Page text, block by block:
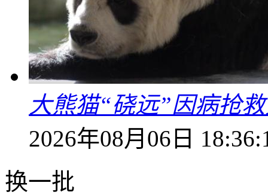
大熊猫“硗远”因病抢
2026年08月06日
换一批